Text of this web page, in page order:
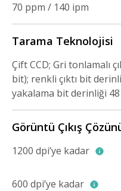
70 ppm / 140 ipm
Tarama Teknolojisi
Çift CCD; Gri tonlamalı
bit); renkli çıktı bit
yakalama bit derinliği
Görüntü Çıkış
1200 dpi’ye kadar
600 dpi’ye kadar